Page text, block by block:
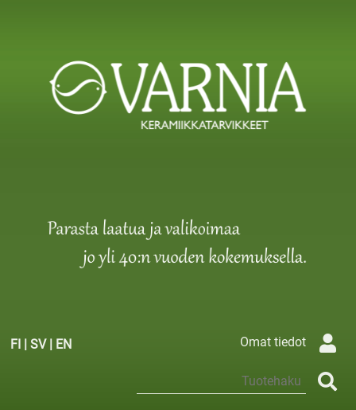
FI | SV| EN Omat tiedot